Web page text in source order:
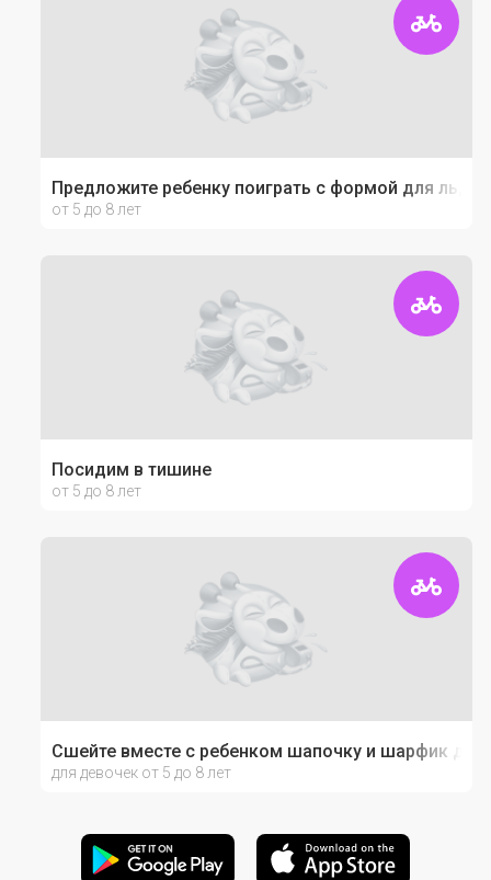
Предложите ребенку поиграть с формой для льда
от 5 до 8 лет
Посидим в тишине
от 5 до 8 лет
Сшейте вместе с ребенком шапочку и шарфик для
для девочек от 5 до 8 лет